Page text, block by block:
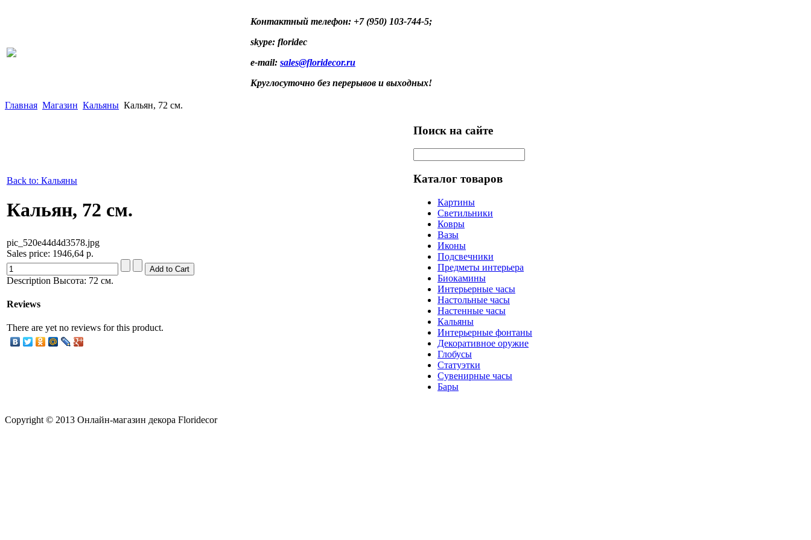
Контактный телефон: +7 (950) 103-744-5;
skype: floridec
e-mail: sales@floridecor.ru
Круглосуточно без перерывов и выходных!
Главная Магазин Кальяны Кальян, 72 см.
Back to: Кальяны
Кальян, 72 см.
pic_520e44d4d3578.jpg
Sales price: 1946,64 р.
Description Высота: 72 см.
Reviews
There are yet no reviews for this product.
Поиск на сайте
Каталог товаров
Картины
Светильники
Ковры
Вазы
Иконы
Подсвечники
Предметы интерьера
Биокамины
Интерьерные часы
Настольные часы
Настенные часы
Кальяны
Интерьерные фонтаны
Декоративное оружие
Глобусы
Статуэтки
Сувенирные часы
Бары
Copyright © 2013 Онлайн-магазин декора Floridecor